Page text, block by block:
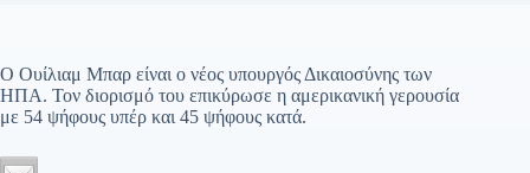
Ο Ουίλιαμ Μπαρ είναι ο νέος υπουργός Δικαιοσύνης των
ΗΠΑ. Τον διορισμό του επικύρωσε η αμερικανική γερουσία
με 54 ψήφους υπέρ και 45 ψήφους κατά.